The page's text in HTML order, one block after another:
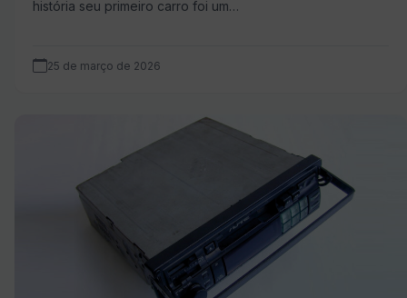
história seu primeiro carro foi um…
25 de março de 2026